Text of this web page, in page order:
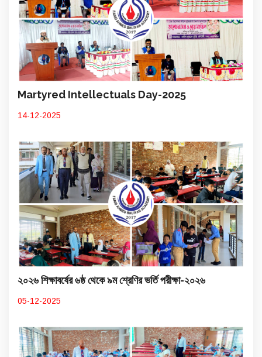
Martyred Intellectuals Day-2025
14-12-2025
২০২৬ শিক্ষাবর্ষের ৬ষ্ঠ থেকে ৯ম শ্রেণির ভর্তি পরীক্ষা-২০২৬
05-12-2025